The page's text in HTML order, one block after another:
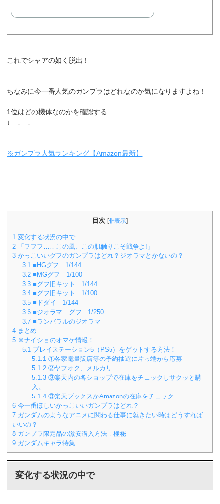
これでシャアの如く脱出！
ちなみに今一番人気のガンプラはどれなのか気になりますよね！
1位はどの機体なのかを確認する
↓ ↓ ↓
※ガンプラ人気ランキング【Amazon最新】
目次 [非表示]
1 変化する状況の中で
2 「フフフ……この風、この肌触りこそ戦争よ!」
3 かっこいいグフのガンプラはどれ？ジオラマとかないの？
3.1 ■HGグフ 1/144
3.2 ■MGグフ 1/100
3.3 ■グフ旧キット 1/144
3.4 ■グフ旧キット 1/100
3.5 ■ドダイ 1/144
3.6 ■ジオラマ グフ 1/250
3.7 ■ランバラルのジオラマ
4 まとめ
5 ※ナイショのオマケ情報！
5.1 プレイステーション5（PS5）をゲットする方法！
5.1.1 ①各家電量販店等の予約抽選に片っ端から応募
5.1.2 ②ヤフオク、メルカリ
5.1.3 ③楽天内の各ショップで在庫をチェックしサクッと購
入。
5.1.4 ③楽天ブックスかAmazonの在庫をチェック
6 今一番ほしいかっこいいガンプラはどれ？
7 ガンダムのようなアニメに関わる仕事に就きたい時はどうすれば
いいの？
8 ガンプラ限定品の激安購入方法！極秘
9 ガンダムキャラ特集
変化する状況の中で